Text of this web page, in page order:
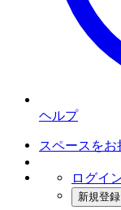
ヘルプ
スペースをお
ログイ
新規登録